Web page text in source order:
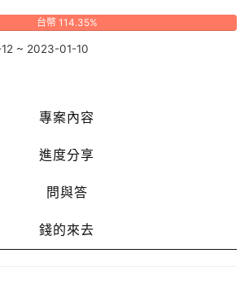
台幣 114.35%
~ 2023-01-10
專案內容
進度分享
問與答
錢的來去